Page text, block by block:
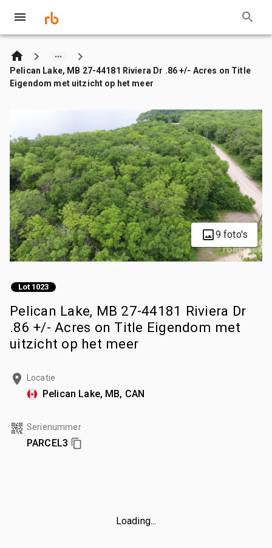
Pelican Lake, MB 27-44181 Riviera Dr .86 +/- Acres on Title
Eigendom met uitzicht op het meer
9 foto's
Lot 1023
Pelican Lake, MB 27-44181 Riviera Dr
.86 +/- Acres on Title Eigendom met
uitzicht op het meer
Locatie
Pelican Lake, MB, CAN
Serienummer
PARCEL3
Loading...